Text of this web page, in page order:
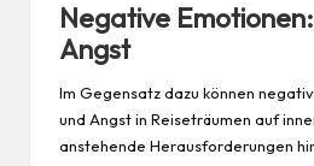
Negative
Angst
Im Gegensatz dazu können
und Angst in Reiseträumen auf
anstehende Herausforderungen